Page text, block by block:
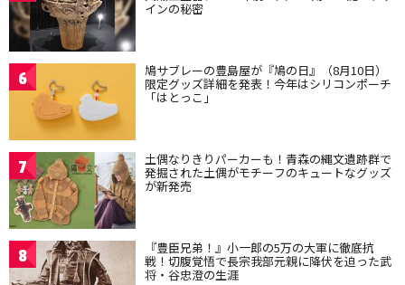
インの秘密
6 鳩サブレーの豊島屋が『鳩の日』（8月10日）
限定グッズ詳細を発表！今年はシリコンポーチ
「はとっこ」
7 土偶なりきりパーカーも！青森の縄文遺跡群で
発掘された土偶がモチーフのキュートなグッズ
が新発売
8 『豊臣兄弟！』小一郎の5万の大軍に徹底抗
戦！切腹覚悟で長宗我部元親に降伏を迫った武
将・谷忠澄の生涯